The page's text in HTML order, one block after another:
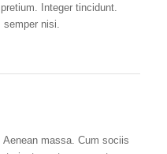
Integer tincidunt.
nisi.
massa. Cum sociis